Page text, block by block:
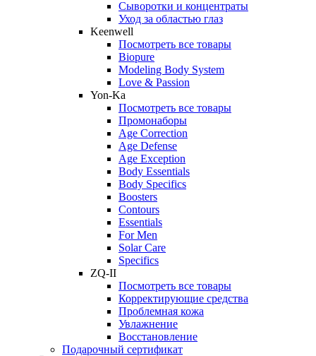
Сыворотки и концентраты
Уход за областью глаз
Keenwell
Посмотреть все товары
Biopure
Modeling Body System
Love & Passion
Yon-Ka
Посмотреть все товары
Промонаборы
Age Correction
Age Defense
Age Exception
Body Essentials
Body Specifics
Boosters
Contours
Essentials
For Men
Solar Care
Specifics
ZQ-II
Посмотреть все товары
Корректирующие средства
Проблемная кожа
Увлажнение
Восстановление
Подарочный сертификат